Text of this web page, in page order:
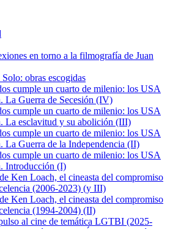
en torno a la filmografía de Juan
obras escogidas
cumple un cuarto de milenio: los USA
La Guerra de Secesión (IV)
cumple un cuarto de milenio: los USA
La esclavitud y su abolición (III)
cumple un cuarto de milenio: los USA
La Guerra de la Independencia (II)
cumple un cuarto de milenio: los USA
Introducción (I)
Ken Loach, el cineasta del compromiso
(2006-2023) (y III)
Ken Loach, el cineasta del compromiso
(1994-2004) (II)
al cine de temática LGTBI (2025-